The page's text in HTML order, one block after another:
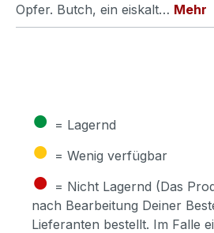
Opfer. Butch, ein eiskalt… Mehr
● = Lagernd
● = Wenig verfügbar
● = Nicht Lagernd (Das
nach Bearbeitung Deiner
Lieferanten bestellt. Im Falle